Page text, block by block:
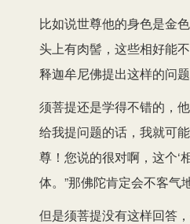
比如说世尊他的身色是金
头上有肉髻，这些相好能
释迦牟尼佛提出这样的问题
须菩提还是学得不错的，
给我提问题的话，我就可
尊！您说的很对啊，这个‘
体。”那佛陀肯定会不客气
但是须菩提没有这样回答，